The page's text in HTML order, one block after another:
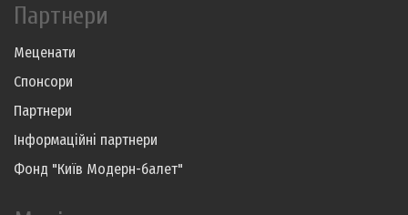
Партнери
Меценати
Спонсори
Партнери
Інформаційні партнери
Фонд "Київ Модерн-балет"